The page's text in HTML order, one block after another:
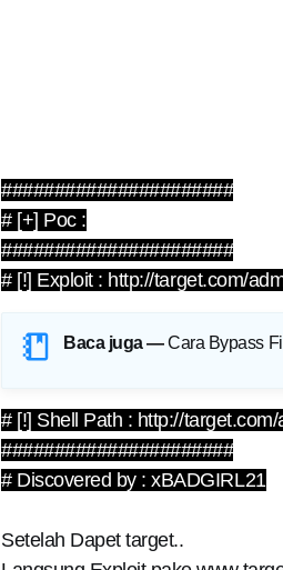
######################
# [+] Poc :
######################
# [!] Exploit : http://target.com/
Baca juga — Cara Bypass
# [!] Shell Path : http://
######################
# Discovered by : xBADGIRL21
Setelah Dapet target..